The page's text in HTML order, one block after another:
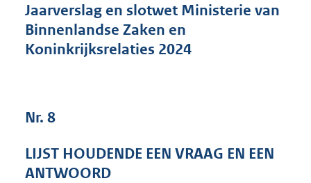
d
g
r
3
Jaarverslag en slotwet Ministerie van
Binnenlandse Zaken en
Koninkrijksrelaties 2024
Nr. 8
LIJST HOUDENDE EEN VRAAG EN EEN
ANTWOORD